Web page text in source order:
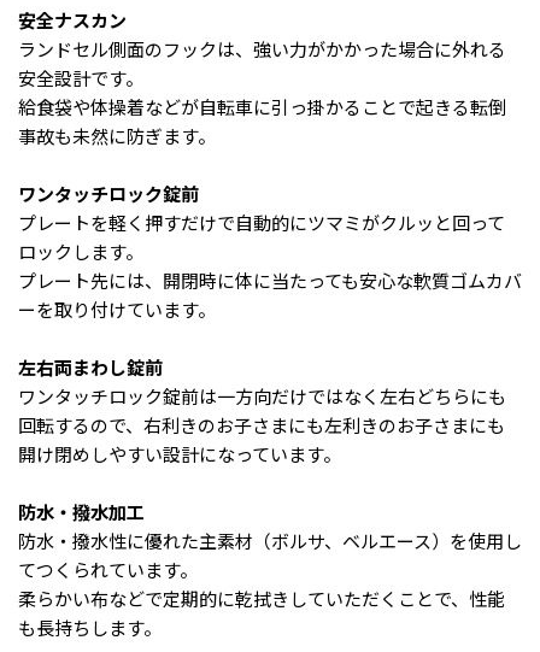
安全ナスカン
ランドセル側面のフックは、強い力がかかった場合に外れる
安全設計です。
給食袋や体操着などが自転車に引っ掛かることで起きる転倒
事故も未然に防ぎます。
ワンタッチロック錠前
プレートを軽く押すだけで自動的にツマミがクルッと回って
ロックします。
プレート先には、開閉時に体に当たっても安心な軟質ゴムカバ
ーを取り付けています。
左右両まわし錠前
ワンタッチロック錠前は一方向だけではなく左右どちらにも
回転するので、右利きのお子さまにも左利きのお子さまにも
開け閉めしやすい設計になっています。
防水・撥水加工
防水・撥水性に優れた主素材（ボルサ、ベルエース）を使用し
てつくられています。
柔らかい布などで定期的に乾拭きしていただくことで、性能
も長持ちします。